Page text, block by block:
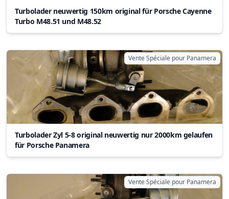
Turbolader neuwertig 150km original für Porsche Cayenne
Turbo M48.51 und M48.52
Vente Spéciale pour Panamera
Turbolader Zyl 5-8 original neuwertig nur 2000km gelaufen
für Porsche Panamera
Vente Spéciale pour Panamera